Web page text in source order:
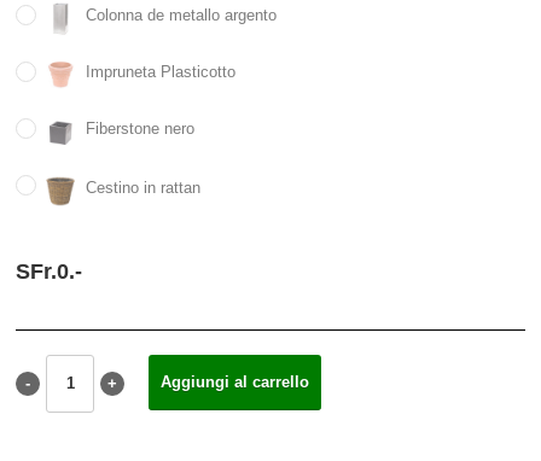
Colonna de metallo argento
Impruneta Plasticotto
Fiberstone nero
Cestino in rattan
SFr.0.-